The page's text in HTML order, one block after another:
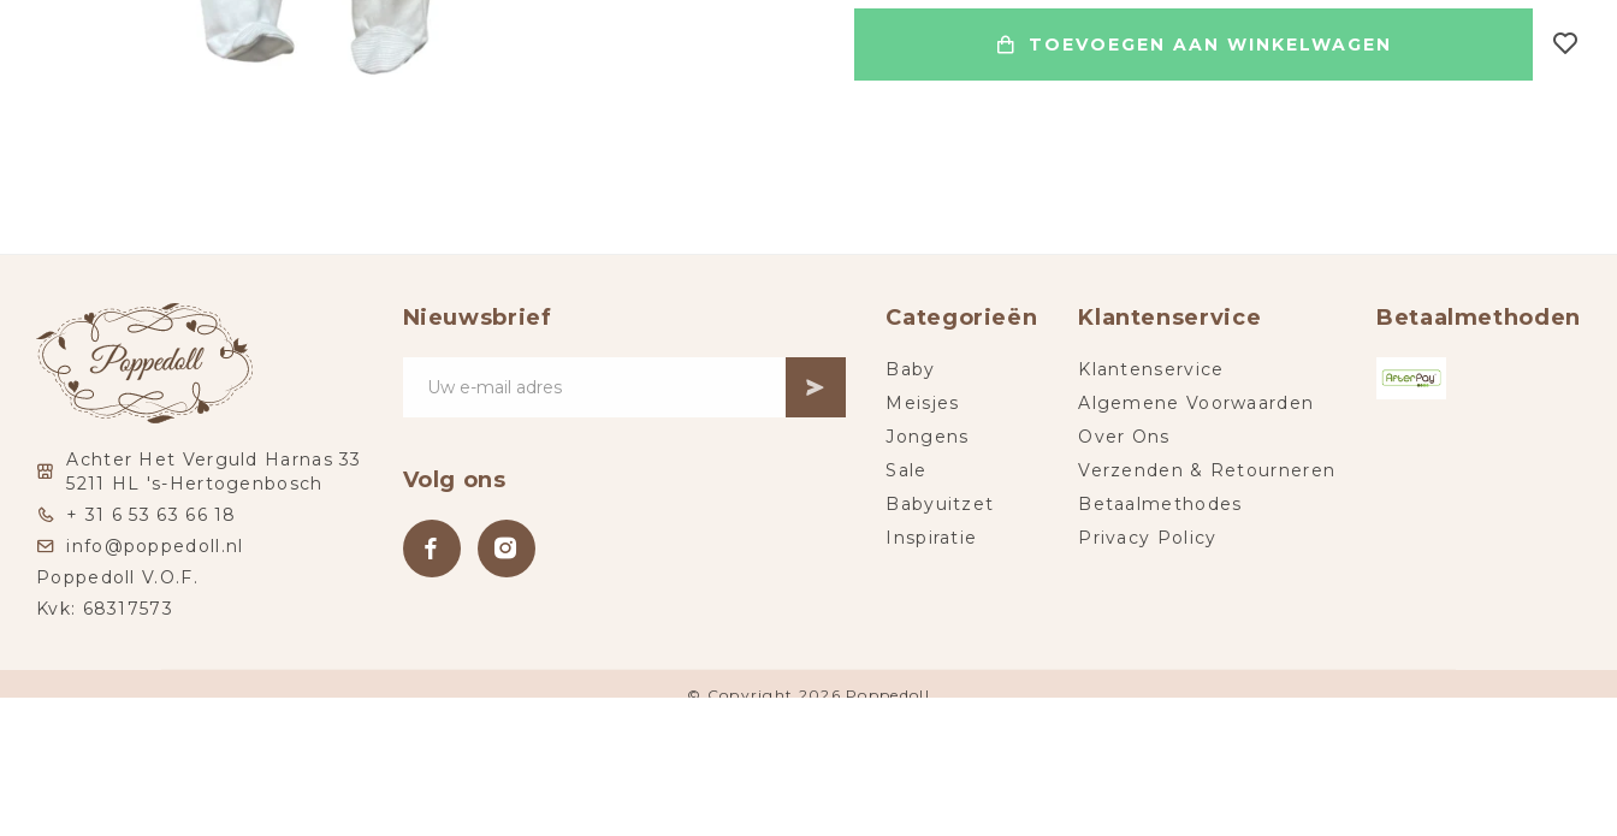
TOEVOEGEN AAN WINKELWAGEN
Achter Het Verguld Harnas 33
5211 HL 's-Hertogenbosch
+ 31 6 53 63 66 18
info@poppedoll.nl
Poppedoll V.O.F.
Kvk: 68317573
Nieuwsbrief
Volg ons
Categorieën
Baby
Meisjes
Jongens
Sale
Babyuitzet
Inspiratie
Klantenservice
Klantenservice
Algemene Voorwaarden
Over Ons
Verzenden & Retourneren
Betaalmethodes
Privacy Policy
Betaalmethoden
© Copyright 2026 Poppedoll